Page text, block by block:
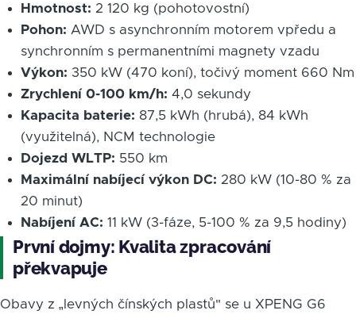
Hmotnost: 2 120 kg (pohotovostní)
Pohon: AWD s asynchronním motorem vpředu a
synchronním s permanentními magnety vzadu
Výkon: 350 kW (470 koní), točivý moment 660 Nm
Zrychlení 0-100 km/h: 4,0 sekundy
Kapacita baterie: 87,5 kWh (hrubá), 84 kWh
(využitelná), NCM technologie
Dojezd WLTP: 550 km
Maximální nabíjecí výkon DC: 280 kW (10-80 % za
20 minut)
Nabíjení AC: 11 kW (3-fáze, 5-100 % za 9,5 hodiny)
První dojmy: Kvalita zpracování
překvapuje
Obavy z „levných čínských plastů" se u XPENG G6